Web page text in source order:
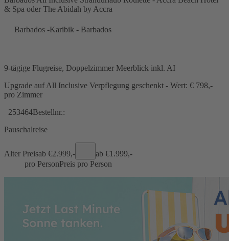
& Spa oder The Abidah by Accra
Barbados -Karibik - Barbados
9-tägige Flugreise, Doppelzimmer Meerblick inkl. AI
Upgrade auf All Inclusive Verpflegung geschenkt - Wert: € 798,-
pro Zimmer
253464Bestellnr.:
Pauschalreise
Alter Preisab €2.999,- ab €1.999,-
pro PersonPreis pro Person